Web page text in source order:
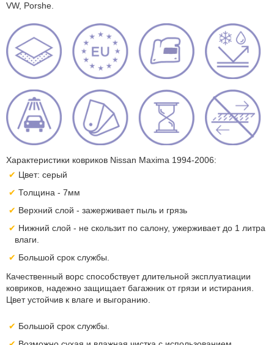
VW, Porshe.
Характеристики ковриков Nissan Maxima 1994-2006:
Цвет: серый
Толщина - 7мм
Верхний слой - зажерживает пыль и грязь
Нижний слой - не скользит по салону, ужерживает до 1 литра
влаги.
Большой срок службы.
Качественный ворс способствует длительной эксплуатиации
ковриков, надежно защищает багажник от грязи и истирания.
Цвет устойчив к влаге и выгоранию.
Большой срок службы.